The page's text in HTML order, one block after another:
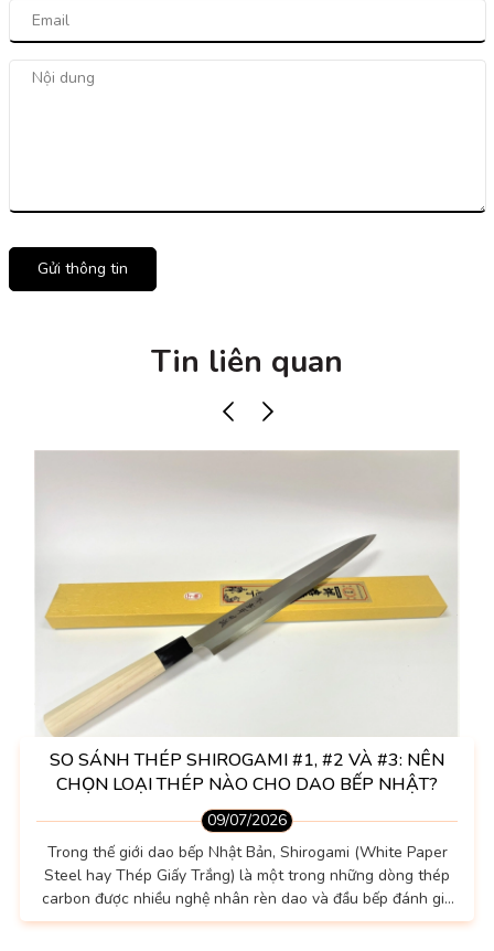
Gửi thông tin
Tin liên quan
SO SÁNH THÉP SHIROGAMI #1, #2 VÀ #3: NÊN
CHỌN LOẠI THÉP NÀO CHO DAO BẾP NHẬT?
09/07/2026
Trong thế giới dao bếp Nhật Bản, Shirogami (White Paper
Steel hay Thép Giấy Trắng) là một trong những dòng thép
carbon được nhiều nghệ nhân rèn dao và đầu bếp đánh giá
cao. Không sở hữu khả năng chống gỉ như thép không gỉ,